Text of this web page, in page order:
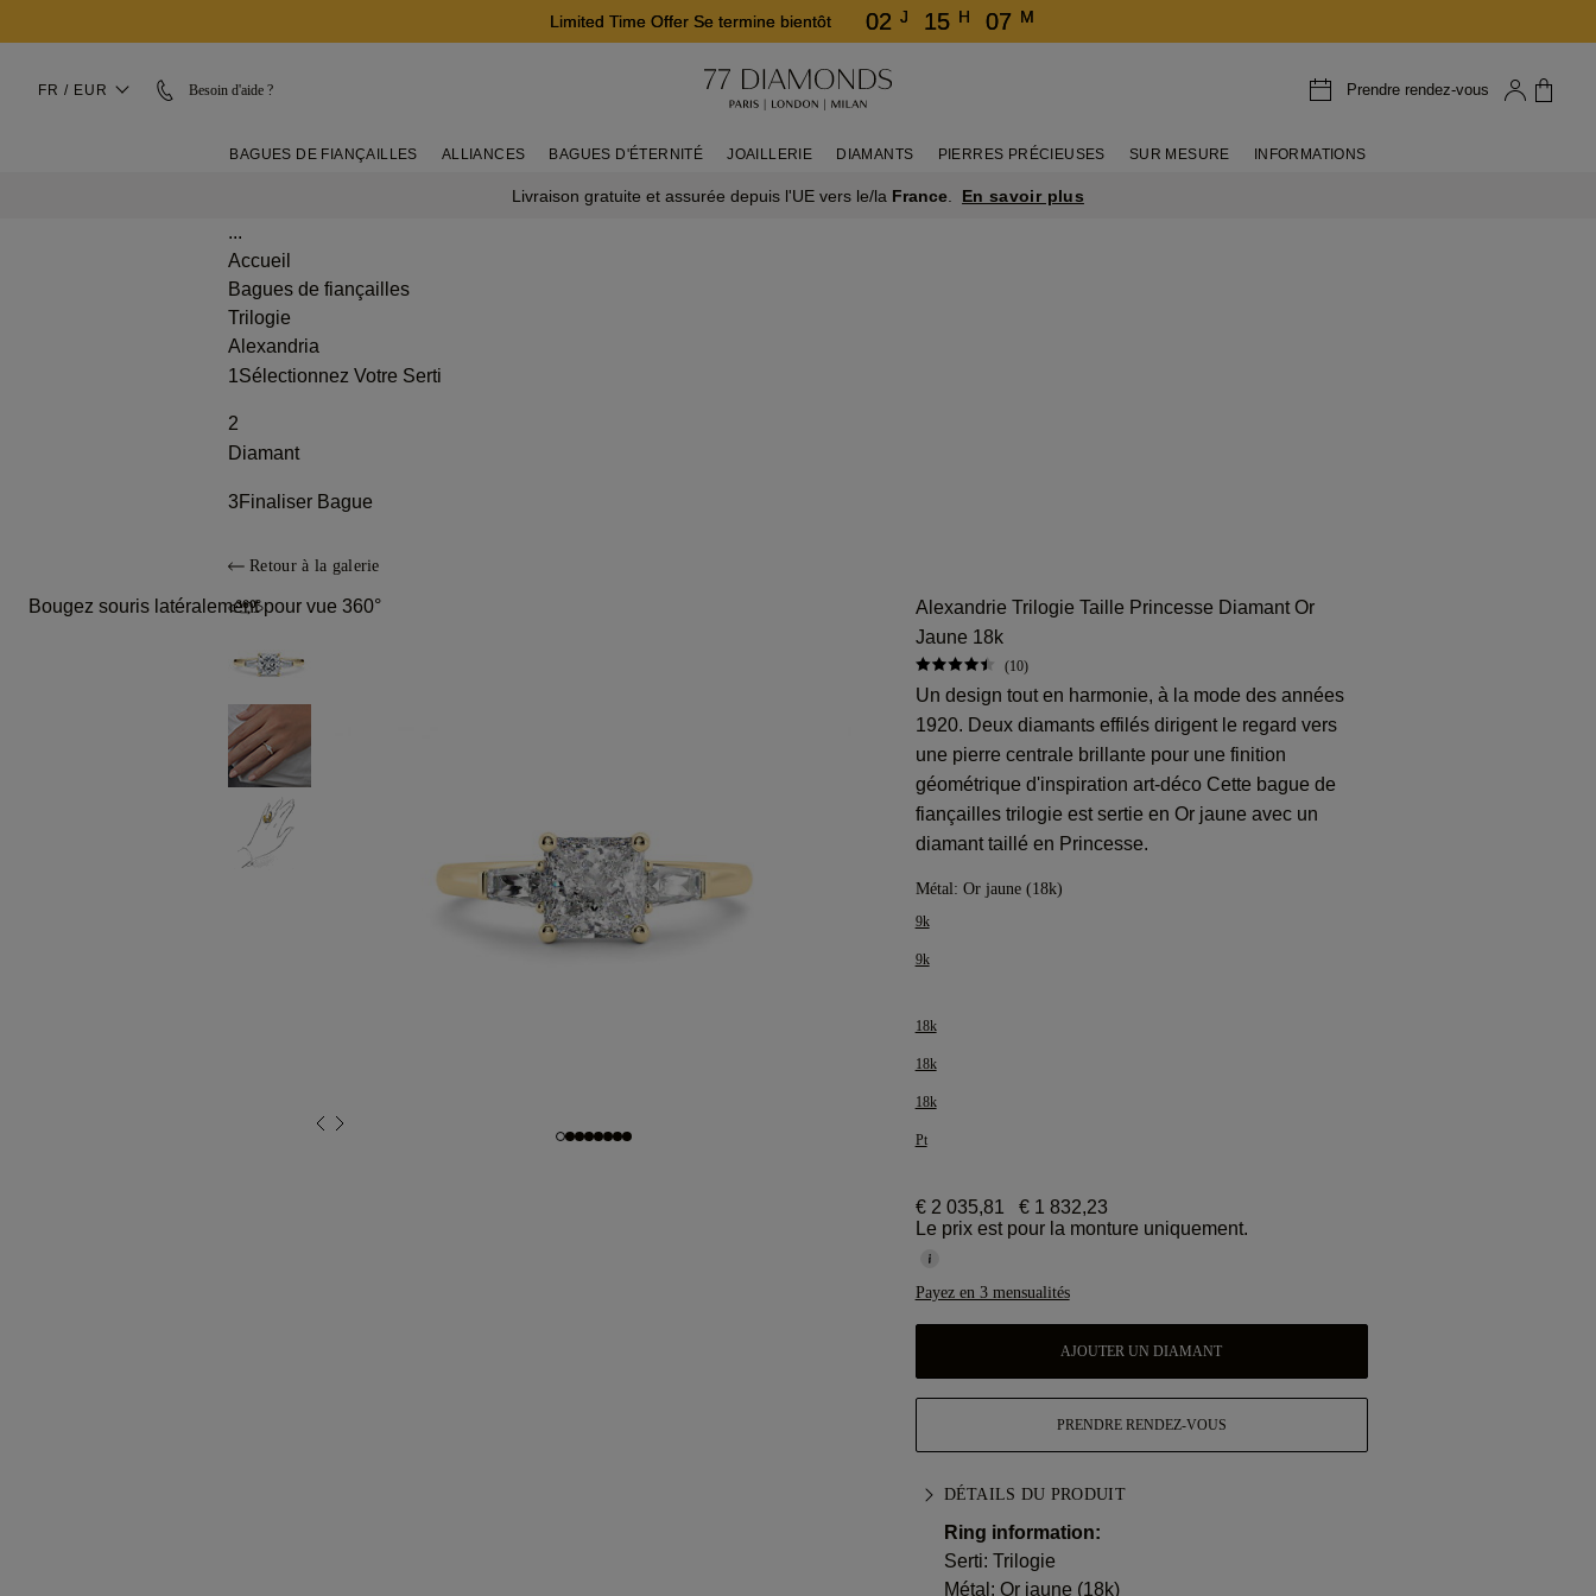
Limited Time Offer Se termine bientôt 02 J 15 H 07 M
FR / EUR Besoin d'aide ? Prendre rendez-vous
BAGUES DE FIANÇAILLES ALLIANCES BAGUES D'ÉTERNITÉ JOAILLERIE DIAMANTS PIERRES PRÉCIEUSES SUR MESURE INFORMATIONS
Livraison gratuite et assurée depuis l'UE vers le/la France En savoir plus
...
Accueil
Bagues de fiançailles
Trilogie
Alexandria
1Sélectionnez Votre Serti
2
Diamant
3 Finaliser Bague
Retour à la galerie
Bougez souris latéralement pour vue 360°
Alexandrie Trilogie Taille Princesse Diamant Or
Jaune 18k
(10)
Un design tout en harmonie, à la mode des années
1920. Deux diamants effilés dirigent le regard vers
une pierre centrale brillante pour une finition
géométrique d'inspiration art-déco Cette bague de
fiançailles trilogie est sertie en Or jaune avec un
diamant taillé en Princesse.
Métal: Or jaune (18k)
9k
9k
18k
18k
18k
Pt
€ 2 035,81
€ 1 832,23
Le prix est pour la monture uniquement.
Payez en 3 mensualités
AJOUTER UN DIAMANT
PRENDRE RENDEZ-VOUS
DÉTAILS DU PRODUIT
Ring information:
Serti: Trilogie
Métal: Or jaune (18k)